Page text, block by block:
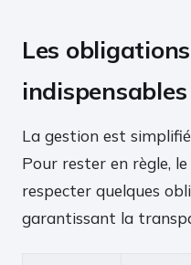
Les
indispensables
La gestion est
Pour rester en règle,
respecter quelques
garantissant la